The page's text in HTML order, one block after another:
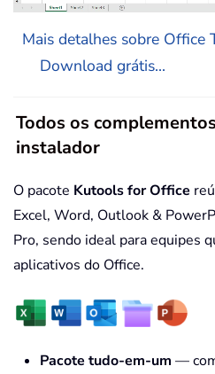
Mais detalhes sobre Office
Download grátis...
Todos os
instalador
O pacote Kutools for Office
Excel, Word, Outlook &
Pro, sendo ideal para equipes
aplicativos do Office.
Pacote tudo-em-um —